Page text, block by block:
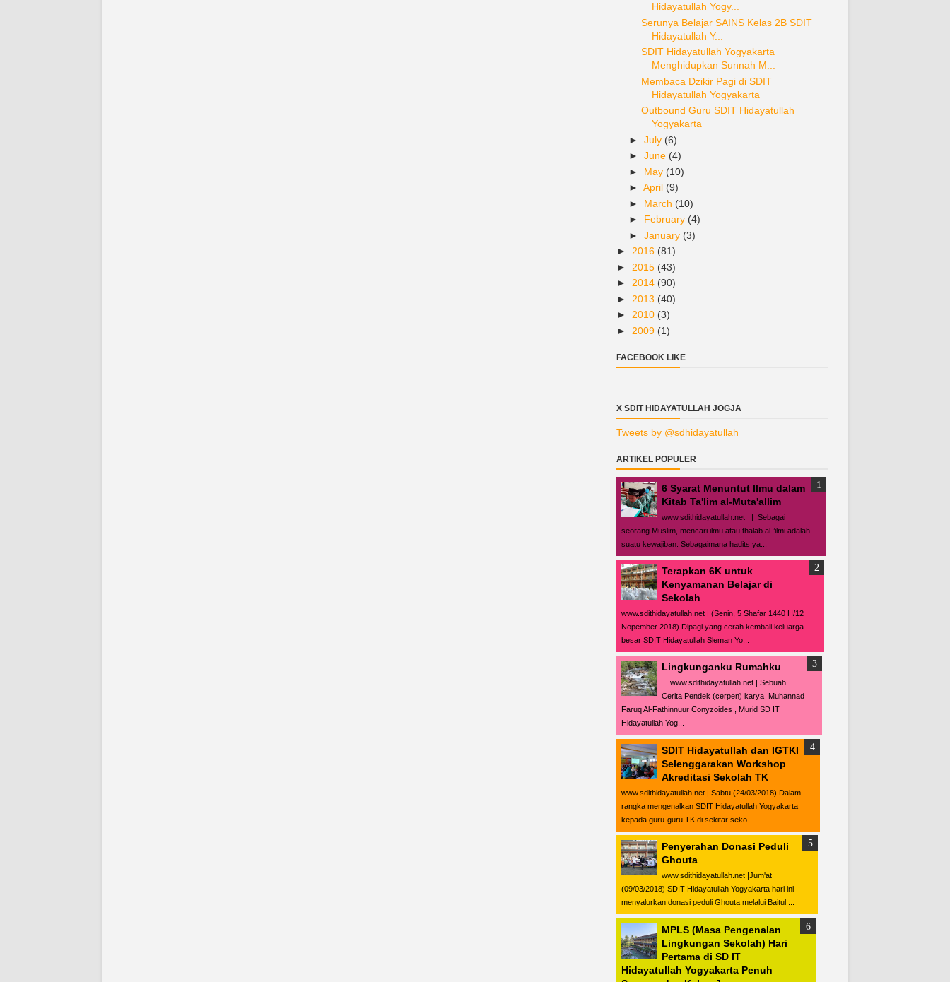
Hidayatullah Yogy...
Serunya Belajar SAINS Kelas 2B SDIT
Hidayatullah Y...
SDIT Hidayatullah Yogyakarta
Menghidupkan Sunnah M...
Membaca Dzikir Pagi di SDIT
Hidayatullah Yogyakarta
Outbound Guru SDIT Hidayatullah
Yogyakarta
► July (6)
► June (4)
► May (10)
► April (9)
► March (10)
► February (4)
► January (3)
► 2016 (81)
► 2015 (43)
► 2014 (90)
► 2013 (40)
► 2010 (3)
► 2009 (1)
FACEBOOK LIKE
X SDIT HIDAYATULLAH JOGJA
Tweets by @sdhidayatullah
ARTIKEL POPULER
6 Syarat Menuntut Ilmu dalam
Kitab Ta'lim al-Muta'allim
www.sdithidayatullah.net | Sebagai
seorang Muslim, mencari ilmu atau thalab al-’ilmi adalah
suatu kewajiban. Sebagaimana hadits ya...
Terapkan 6K untuk
Kenyamanan Belajar di
Sekolah
www.sdithidayatullah.net | (Senin, 5 Shafar 1440 H/12
Nopember 2018) Dipagi yang cerah kembali keluarga
besar SDIT Hidayatullah Sleman Yo...
Lingkunganku Rumahku
www.sdithidayatullah.net | Sebuah
Cerita Pendek (cerpen) karya Muhannad
Faruq Al-Fathinnuur Conyzoides , Murid SD IT
Hidayatullah Yog...
SDIT Hidayatullah dan IGTKI
Selenggarakan Workshop
Akreditasi Sekolah TK
www.sdithidayatullah.net | Sabtu (24/03/2018) Dalam
rangka mengenalkan SDIT Hidayatullah Yogyakarta
kepada guru-guru TK di sekitar seko...
Penyerahan Donasi Peduli
Ghouta
www.sdithidayatullah.net |Jum'at
(09/03/2018) SDIT Hidayatullah Yogyakarta hari ini
menyalurkan donasi peduli Ghouta melalui Baitul ...
MPLS (Masa Pengenalan
Lingkungan Sekolah) Hari
Pertama di SD IT
Hidayatullah Yogyakarta Penuh